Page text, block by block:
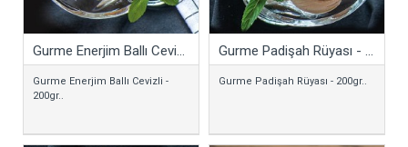
Gurme Enerjim Ballı Cevizli - 200gr
Gurme Enerjim Ballı Cevizli -
200gr..
Gurme Padişah Rüyası - 200gr
Gurme Padişah Rüyası - 200gr..